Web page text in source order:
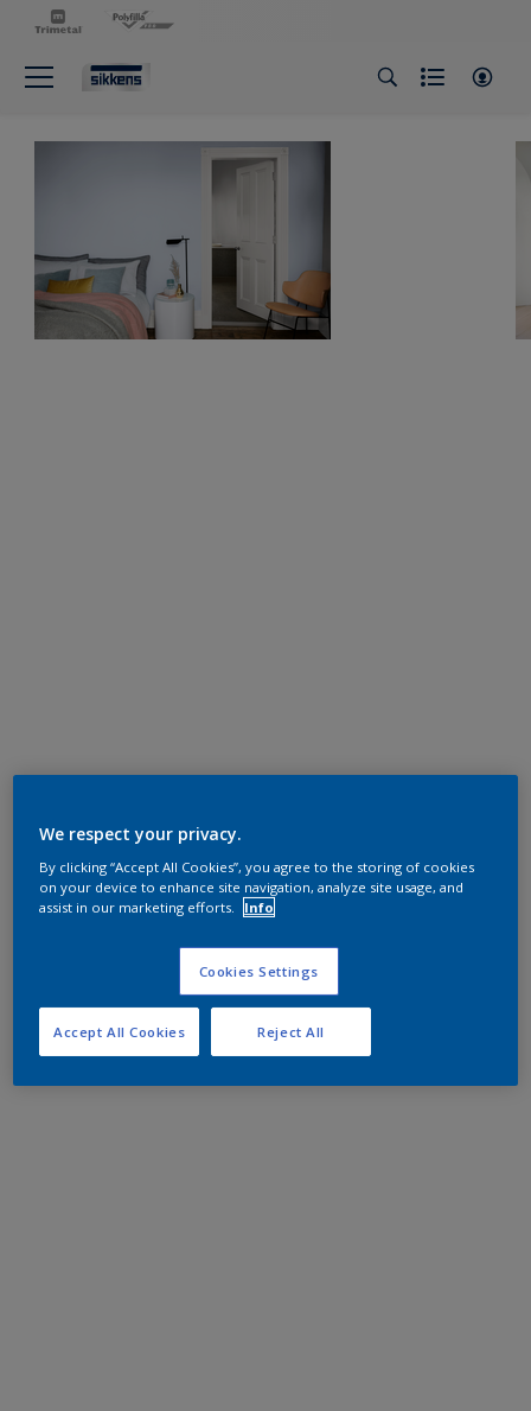
We respect your privacy.
By clicking “Accept All Cookies”, you agree to the storing of cookies
on your device to enhance site navigation, analyze site usage, and
assist in our marketing efforts.
Info
Cookies Settings
Reject All
Accept All Cookies